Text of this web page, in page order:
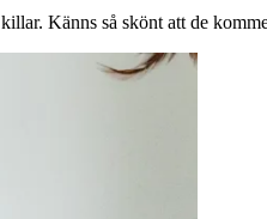
Känns så skönt att de